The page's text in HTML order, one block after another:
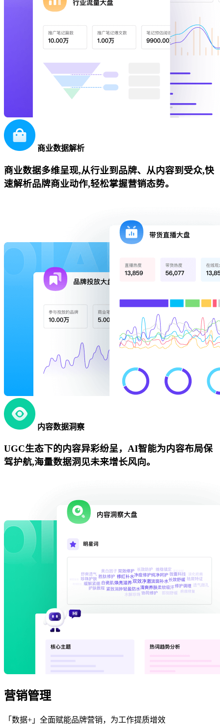
商业数据解析
商业数据多维呈现,从行业到品牌、从内容到受众,快
速解析品牌商业动作,轻松掌握营销态势。
内容数据洞察
UGC生态下的内容异彩纷呈，AI智能为内容布局保
驾护航,海量数据洞见未来增长风向。
营销管理
「数据+」全面赋能品牌营销，为工作提质增效